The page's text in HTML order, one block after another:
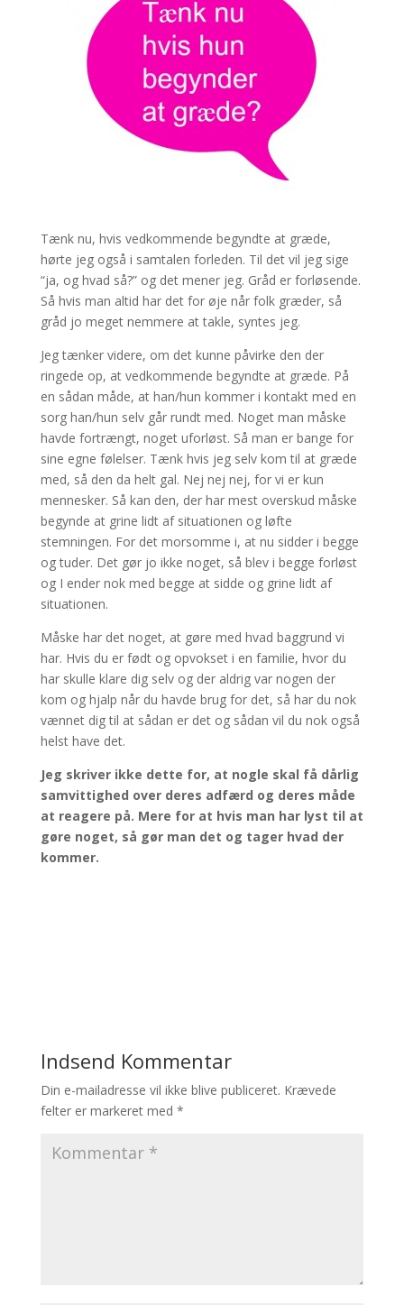
Tænk nu, hvis vedkommende begyndte at græde,
hørte jeg også i samtalen forleden. Til det vil jeg sige
“ja, og hvad så?” og det mener jeg. Gråd er forløsende.
Så hvis man altid har det for øje når folk græder, så
gråd jo meget nemmere at takle, syntes jeg.
Jeg tænker videre, om det kunne påvirke den der
ringede op, at vedkommende begyndte at græde. På
en sådan måde, at han/hun kommer i kontakt med en
sorg han/hun selv går rundt med. Noget man måske
havde fortrængt, noget uforløst. Så man er bange for
sine egne følelser. Tænk hvis jeg selv kom til at græde
med, så den da helt gal. Nej nej nej, for vi er kun
mennesker. Så kan den, der har mest overskud måske
begynde at grine lidt af situationen og løfte
stemningen. For det morsomme i, at nu sidder i begge
og tuder. Det gør jo ikke noget, så blev i begge forløst
og I ender nok med begge at sidde og grine lidt af
situationen.
Måske har det noget, at gøre med hvad baggrund vi
har. Hvis du er født og opvokset i en familie, hvor du
har skulle klare dig selv og der aldrig var nogen der
kom og hjalp når du havde brug for det, så har du nok
vænnet dig til at sådan er det og sådan vil du nok også
helst have det.
Jeg skriver ikke dette for, at nogle skal få dårlig
samvittighed over deres adfærd og deres måde
at reagere på. Mere for at hvis man har lyst til at
gøre noget, så gør man det og tager hvad der
kommer.
Indsend Kommentar
Din e-mailadresse vil ikke blive publiceret. Krævede
felter er markeret med *